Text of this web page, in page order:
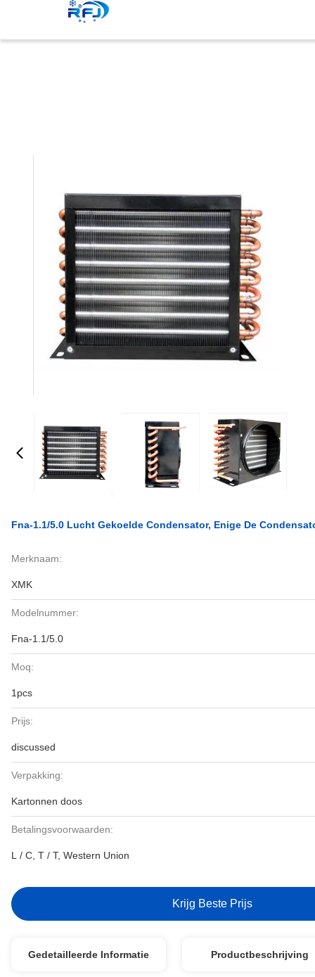
Fna-1.1/5.0 Lucht Gekoelde Condensator, Enige De
Merknaam:
XMK
Modelnummer:
Fna-1.1/5.0
Moq:
1pcs
Prijs:
discussed
Verpakking:
Kartonnen doos
Betalingsvoorwaarden:
L / C, T / T, Western Union
Krijg Beste Prijs
Gedetailleerde Informatie Productbeschrijving